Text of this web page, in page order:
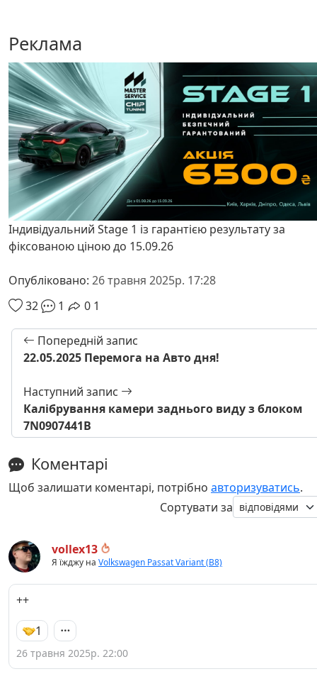
Реклама
Індивідуальний Stage 1 із гарантією результату за
фіксованою ціною до 15.09.26
Опубліковано: 26 травня 2025р. 17:28
32
1 0 1
Попередній запис
22.05.2025 Перемога на Авто дня!
Наступний запис
Калібрування камери заднього виду з блоком
7N0907441B
Коментарі
Щоб залишати коментарі, потрібно авторизуватись.
Сортувати за
vollex13
Я їжджу на Volkswagen Passat Variant (B8)
++
1
26 травня 2025р. 22:00